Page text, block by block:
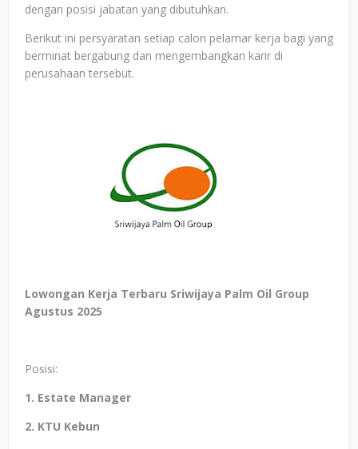
dengan posisi jabatan yang dibutuhkan.
Berikut ini persyaratan setiap calon pelamar kerja bagi yang
berminat bergabung dan mengembangkan karir di
perusahaan tersebut.
Lowongan Kerja Terbaru Sriwijaya Palm Oil Group
Agustus 2025
Posisi:
1. Estate Manager
2. KTU Kebun